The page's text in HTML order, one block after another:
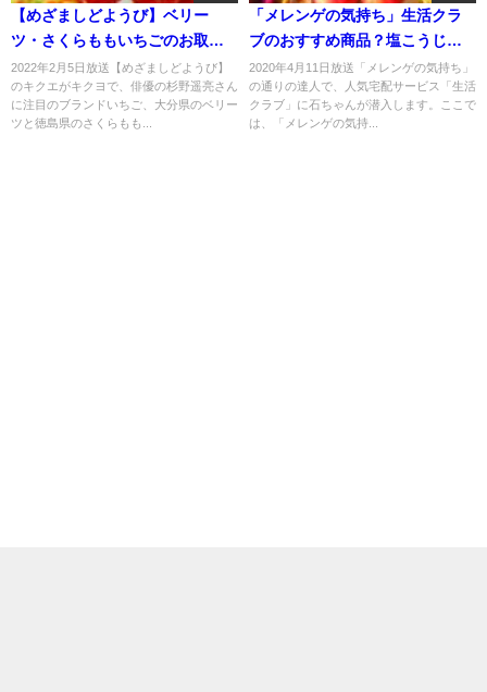
【めざましどようび】ベリー
ツ・さくらももいちごのお取り
寄せ！大分・徳島より！2月5日
2022年2月5日放送【めざましどようび】
のキクエがキクヨで、俳優の杉野遥亮さん
に注目のブランドいちご、大分県のベリー
ツと徳島県のさくらもも...
「メレンゲの気持ち」生活クラ
ブのおすすめ商品？塩こうじハ
ンバーグのレシピ？
2020年4月11日放送「メレンゲの気持ち」
の通りの達人で、人気宅配サービス「生活
クラブ」に石ちゃんが潜入します。ここで
は、「メレンゲの気持...